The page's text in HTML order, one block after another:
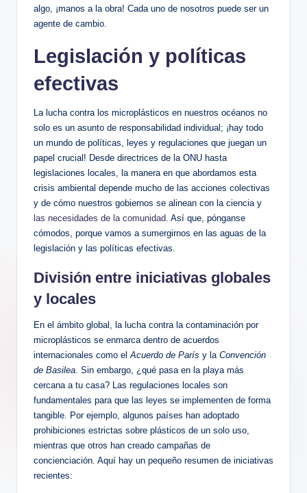
algo, ¡manos a la obra!⁣ Cada uno de nosotros puede ser‍ un
agente de cambio.
Legislación y políticas
efectivas
La ‌lucha contra los microplásticos en‌ nuestros océanos no
solo es un asunto de responsabilidad individual; ¡hay todo​
un mundo de políticas, leyes y regulaciones que juegan un
papel crucial! Desde directrices de la⁣ ONU hasta
legislaciones ‍locales,⁣ la manera en que abordamos esta
crisis ambiental depende mucho de las acciones colectivas
y de cómo ‍nuestros‌ gobiernos se alinean​ con la ciencia y
las necesidades de la comunidad. Así que, pónganse
cómodos, porque vamos a sumergirnos en las aguas‌ de la
legislación y las políticas efectivas.
División entre iniciativas globales
y locales
En el ámbito global, la ⁤lucha contra la contaminación por
microplásticos se enmarca dentro de acuerdos
internacionales como elAcuerdo ⁢de ⁣París y la Convención
de Basilea. Sin embargo, ⁢¿qué pasa en la⁣ playa más
⁢cercana a ⁣tu casa? Las regulaciones locales son
fundamentales para que las leyes ‍se implementen de ​forma
tangible. Por ejemplo, algunos países han adoptado
prohibiciones estrictas sobre plásticos de un solo uso,
⁣mientras que otros han creado campañas de
concienciación. Aquí hay un pequeño resumen de iniciativas
recientes: